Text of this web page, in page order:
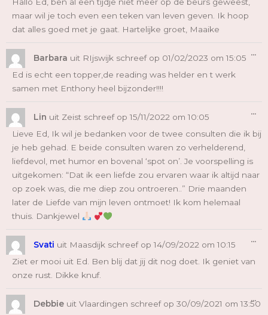
Hallo Ed, ben al een tijdje niet meer op de beurs geweest,
maar wil je toch even een teken van leven geven. Ik hoop
dat alles goed met je gaat. Hartelijke groet, Maaike
Barbara uit RIjswijk schreef op 01/02/2023 om 15:05
Ed is echt een topper,de reading was helder en t werk
samen met Enthony heel bijzonder!!!!
...
Lin uit Zeist schreef op 15/11/2022 om 10:05
Lieve Ed, Ik wil je bedanken voor de twee consulten die ik bij
je heb gehad. E beide consulten waren zo verhelderend,
liefdevol, met humor en bovenal ‘spot on’. Je voorspelling is
uitgekomen: “Dat ik een liefde zou ervaren waar ik altijd naar
op zoek was, die me diep zou ontroeren..” Drie maanden
later de Liefde van mijn leven ontmoet! Ik kom helemaal
thuis. Dankjewel
...
Svati uit Maasdijk schreef op 14/09/2022 om 10:15
Ziet er mooi uit Ed. Ben blij dat jij dit nog doet. Ik geniet van
onze rust. Dikke knuf.
...
Debbie uit Vlaardingen schreef op 30/09/2021 om 13:50
...